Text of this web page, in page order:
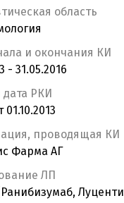
область
и окончания КИ
- 31.05.2016
РКИ
проводящая КИ
Фарма АГ
ЛП